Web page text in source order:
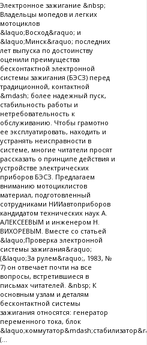
Электронное зажигание &nbsp;
Владельцы мопедов и легких
мотоциклов
&laquo;Восход&raquo; и
&laquo;Минск&raquo; последних
лет выпуска по достоинству
оценили преимущества
бесконтактной электронной
системы зажигания (БЭСЗ) перед
традиционной, контактной
&mdash; более надежный пуск,
стабильность работы и
нетребовательность к
обслуживанию. Чтобы грамотно
ее эксплуатировать, находить и
устранять неисправности в
системе, многие читатели просят
рассказать о принципе действия и
устройстве электрических
приборов БЭСЗ. Предлагаем
вниманию мотоциклистов
материал, подготовленный
сотрудниками НИИавтоприборов
кандидатом технических наук А.
АЛЕКСЕЕВЫМ и инженером Н.
ВИХОРЕВЫМ. Вместе со статьей
&laquo;Проверка электронной
системы зажигания&raquo;
(&laquo;За рулем&raquo;, 1983, №
7) он отвечает почти на все
вопросы, встретившиеся в
письмах читателей. &nbsp; К
основным узлам и деталям
бесконтактной системы
зажигания относятся: генератор
переменного тока, блок
(...